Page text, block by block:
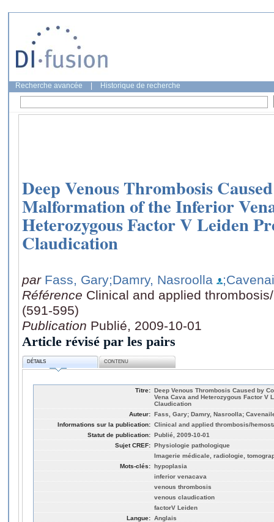
Recherche avancée Historique de recherche
Deep Venous Thrombosis
Malformation of the Inferior
Heterozygous Factor V Leiden
Claudication
par Fass, Gary;Damry, Nasroolla
Référence Clinical and applied
(591-595)
Publication Publié, 2009-10-01
Article révisé par les pairs
DÉTAILS CONTENU
Titre: Deep Venous Thrombosis Caused by
Vena Cava and Heterozygous Factor V
Claudication
Auteur: Fass, Gary; Damry, Nasroolla;
Informations sur la publication: Clinical and applied thrombosis/
Statut de publication: Publié, 2009-10-01
Sujet CREF: Physiologie pathologique
Imagerie médicale, radiologie,
Mots-clés: hypoplasia
inferior venacava
venous thrombosis
venous claudication
factorV Leiden
Langue: Anglais